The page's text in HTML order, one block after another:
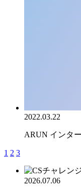
2022.03.22
ARUN インタ
1 2 3
2026.07.06